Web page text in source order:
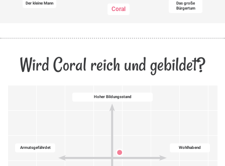
Der kleine Mann
Coral
Das große
Bürgertum
Wird Coral reich und gebildet?
Hoher Bildungsstand
Wohlhabend
Armutsgefährdet